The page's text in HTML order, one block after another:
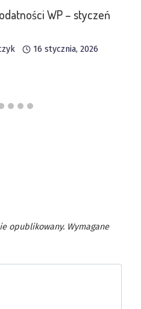
WP – styczeń
16 stycznia, 2026
opublikowany. Wymagane